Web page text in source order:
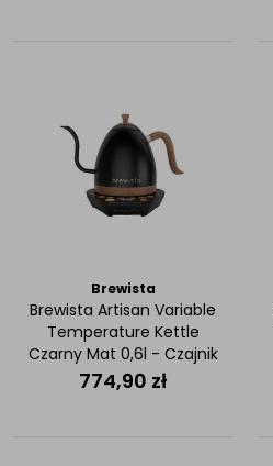
Brewista
Brewista Artisan Variable
Temperature Kettle
Czarny Mat 0,6l - Czajnik
elektryczny
774,90 zł